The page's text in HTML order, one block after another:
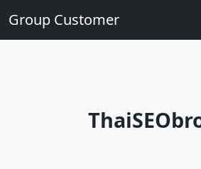
Group Customer